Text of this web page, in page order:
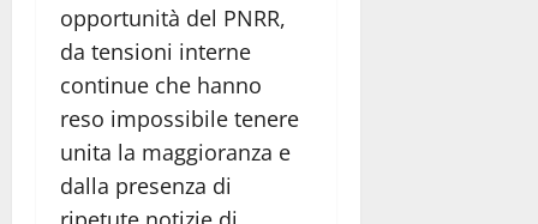
opportunità del PNRR,
da tensioni interne
continue che hanno
reso impossibile tenere
unita la maggioranza e
dalla presenza di